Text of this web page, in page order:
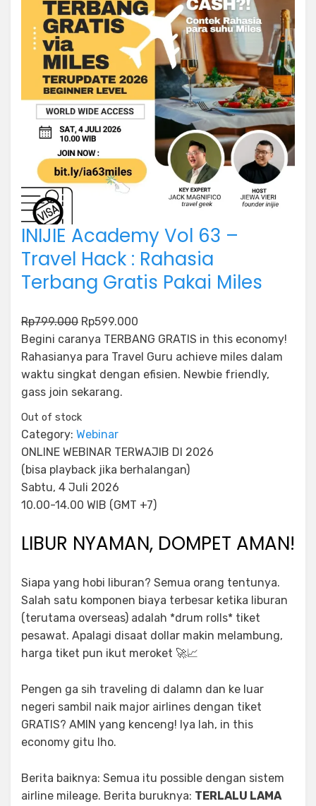
N
S
A
L
E
INIJIE Academy Vol 63 –
Travel Hack : Rahasia
Terbang Gratis Pakai Miles
Rp799.000 O
r
i
g
i
a
l
r
i
w
s
:
R
p
7
9
.
0
0
.
Rp599.000
u
r
r
p
r
s
R
p
5
9
9
0
0
0
Begini caranya TERBANG GRATIS in this economy!
Rahasianya para Travel Guru achieve miles dalam
waktu singkat dengan efisien. Newbie friendly,
gass join sekarang.
Out of stock
Category: Webinar
ONLINE WEBINAR TERWAJIB DI 2026
(bisa playback jika berhalangan)
Sabtu, 4 Juli 2026
10.00-14.00 WIB (GMT +7)
LIBUR NYAMAN, DOMPET AMAN!
Siapa yang hobi liburan? Semua orang tentunya.
Salah satu komponen biaya terbesar ketika liburan
(terutama overseas) adalah *drum rolls* tiket
pesawat. Apalagi disaat dollar makin melambung,
harga tiket pun ikut meroket 🚀📈
Pengen ga sih traveling di dalamn dan ke luar
negeri sambil naik major airlines dengan tiket
GRATIS? AMIN yang kenceng! Iya lah, in this
economy gitu lho.
Berita baiknya: Semua itu possible dengan sistem
airline mileage. Berita buruknya: TERLALU LAMA